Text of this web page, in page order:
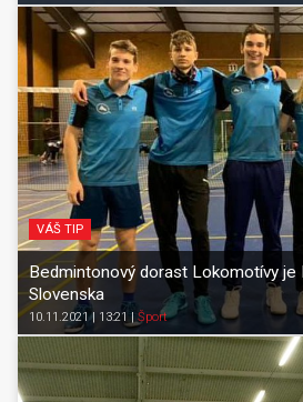
VÁŠ TIP
Bedmintonový dorast Lokomotívy je
Slovenska
10.11.2021 | 13:21 | Šport